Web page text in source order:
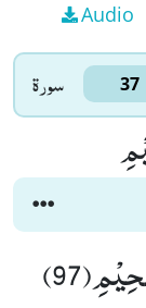
Audio
سورۃ 37